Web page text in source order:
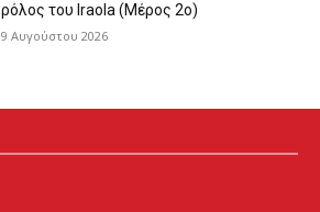
ρόλος του Iraola (Μέρος 2ο)
9 Αυγούστου 2026